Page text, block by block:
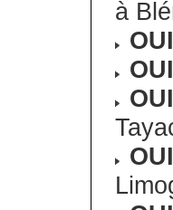
à
OUI
OUI
OUI
OUI